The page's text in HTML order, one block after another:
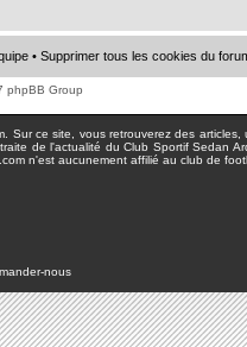
• Supprimer tous les cookies du
phpBB Group
ce site, vous retrouverez des articles,
de l'actualité du Club Sportif Sedan
n'est aucunement affilié au club de
nous